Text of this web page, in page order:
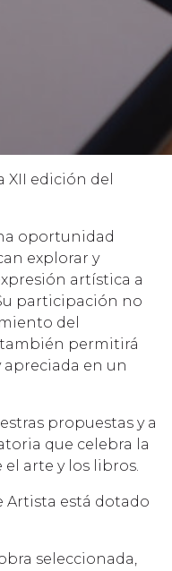
XII edición del
oportunidad
explorar y
artística a
participación no
del
permitirá
apreciada en un
propuestas y a
que celebra la
arte y los libros.
Artista está dotado
seleccionada,